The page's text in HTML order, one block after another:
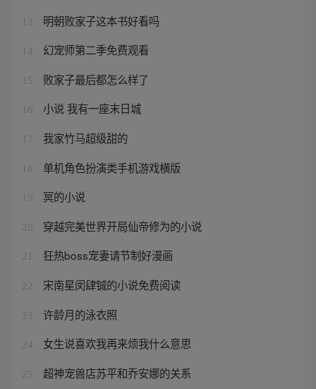
13 明朝败家子这本书好看吗
14 幻宠师第二季免费观看
15 败家子最后都怎么样了
16 小说 我有一座末日城
17 我家竹马超级甜的
18 单机角色扮演类手机游戏横版
19 冥的小说
20 穿越完美世界开局仙帝修为的小说
21 狂热boss宠妻请节制好漫画
22 宋南星闵肆铖的小说免费阅读
23 许龄月的泳衣照
24 女生说喜欢我再来烦我什么意思
25 超神宠兽店苏平和乔安娜的关系